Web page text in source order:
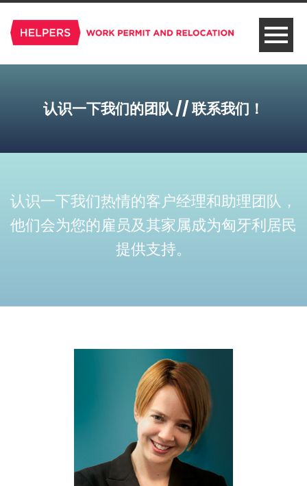
认识一下我们的团队 // 联系我们！
认识一下我们热情的客户经理和助理团队，
他们会为您的雇员及其家属成为匈牙利居民
提供支持。